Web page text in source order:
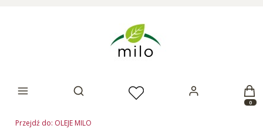
Otwórz wyszukiwarkę
Przejdź do: OLEJE MILO